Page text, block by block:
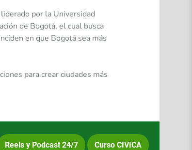
por la Universidad
de Bogotá, el cual busca
en que Bogotá sea más
para crear ciudades más
Reels y Podcast 24/7 Curso CIVICA